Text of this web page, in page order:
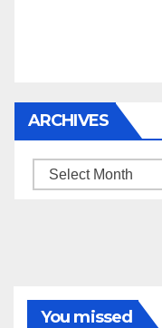
ARCHIVES
Archives
You missed